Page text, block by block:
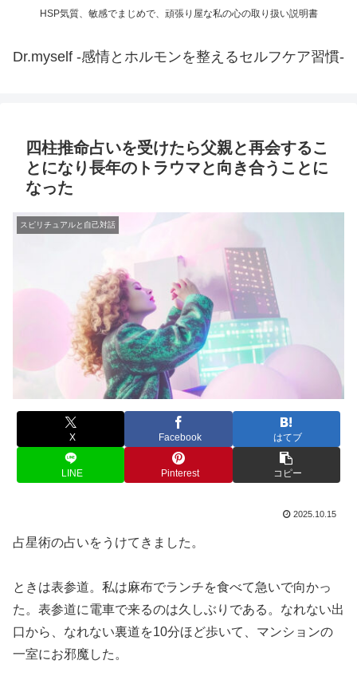
HSP気質、敏感でまじめで、頑張り屋な私の心の取り扱い説明書
Dr.myself -感情とホルモンを整えるセルフケア習慣-
四柱推命占いを受けたら父親と再会するこ
とになり長年のトラウマと向き合うことに
なった
スピリチュアルと自己対話
X Facebook はてブ
LINE Pinterest コピー
2025.10.15
占星術の占いをうけてきました。
ときは表参道。私は麻布でランチを食べて急いで向かっ
た。表参道に電車で来るのは久しぶりである。なれない出
口から、なれない裏道を10分ほど歩いて、マンションの
一室にお邪魔した。